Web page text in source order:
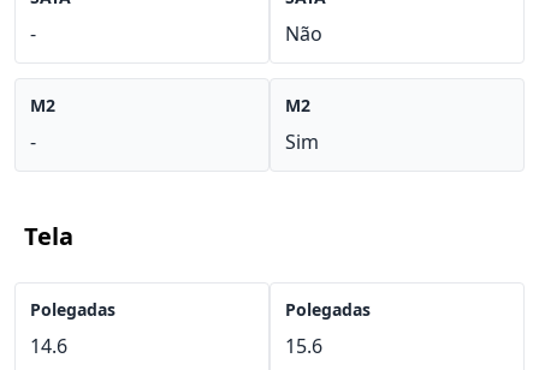
-
M2
-
Não
M2
Sim
Tela
Polegadas
14.6
Polegadas
15.6